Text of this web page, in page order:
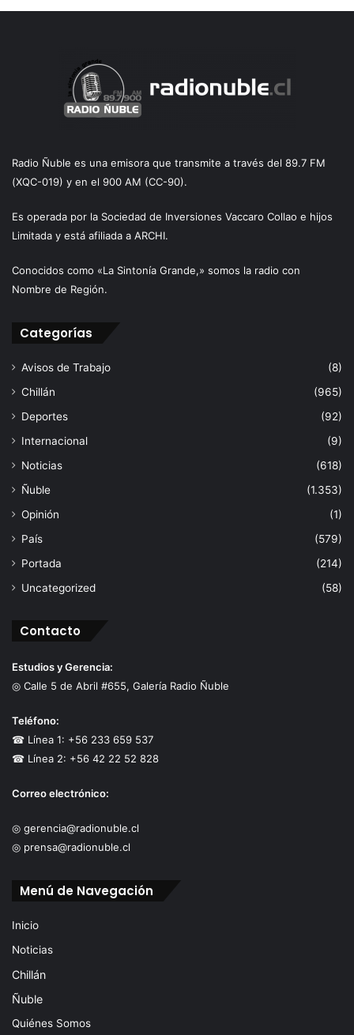
Radio Ñuble es una emisora que transmite a través del 89.7 FM
(XQC-019) y en el 900 AM (CC-90).
Es operada por la Sociedad de Inversiones Vaccaro Collao e hijos
Limitada y está afiliada a ARCHI.
Conocidos como «La Sintonía Grande,» somos la radio con
Nombre de Región.
Categorías
Avisos de Trabajo
(8)
Chillán
(965)
Deportes
(92)
Internacional
(9)
Noticias
(618)
Ñuble
(1.353)
Opinión
(1)
País
(579)
Portada
(214)
Uncategorized
(58)
Contacto
Estudios y Gerencia:
◎ Calle 5 de Abril #655, Galería Radio Ñuble
Teléfono:
☎ Línea 1: +56 233 659 537
☎ Línea 2: +56 42 22 52 828
Correo electrónico:
◎ gerencia@radionuble.cl
◎ prensa@radionuble.cl
Menú de Navegación
Inicio
Noticias
Chillán
Ñuble
Quiénes Somos